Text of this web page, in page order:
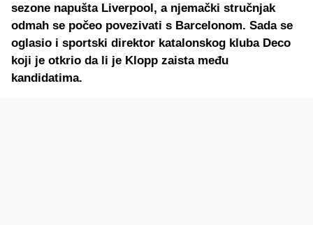
sezone napušta Liverpool, a njemački stručnjak
odmah se počeo povezivati s Barcelonom. Sada se
oglasio i sportski direktor katalonskog kluba Deco
koji je otkrio da li je Klopp zaista među
kandidatima.